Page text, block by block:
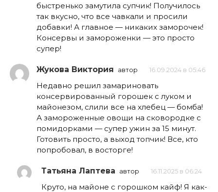
быстренько замутила супчик! Получилось
так вкусно, что все чавкали и просили
добавки! А главное — никаких заморочек!
Консервы и замороженки — это просто
супер!
Жукова Виктория автор 16.09.2024 в 05:46
Недавно решил замариновать
консервированный горошек с луком и
майонезом, слили все на хлебец — бомба!
А замороженные овощи на сковородке с
помидорками — супер ужин за 15 минут.
Готовить просто, а выход топчик! Все, кто
попробовал, в восторге!
Татьяна Лаптева автор 16.11.2025 в 06:24
Круто, на майоне с горошком кайф! Я как-